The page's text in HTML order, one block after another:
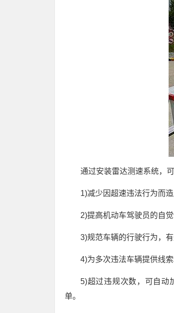
通过安装雷达测速系统，可
1)减少因超速违法行为而
2)提高机动车驾驶员的自
3)规范车辆的行驶行为，
4)为多次违法车辆提供线
5)超过违规次数，可自动
单。